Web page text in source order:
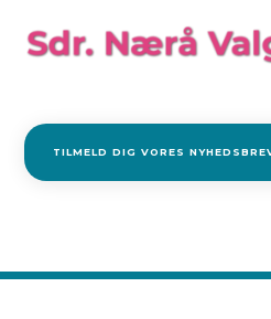
TILMELD DIG VORES